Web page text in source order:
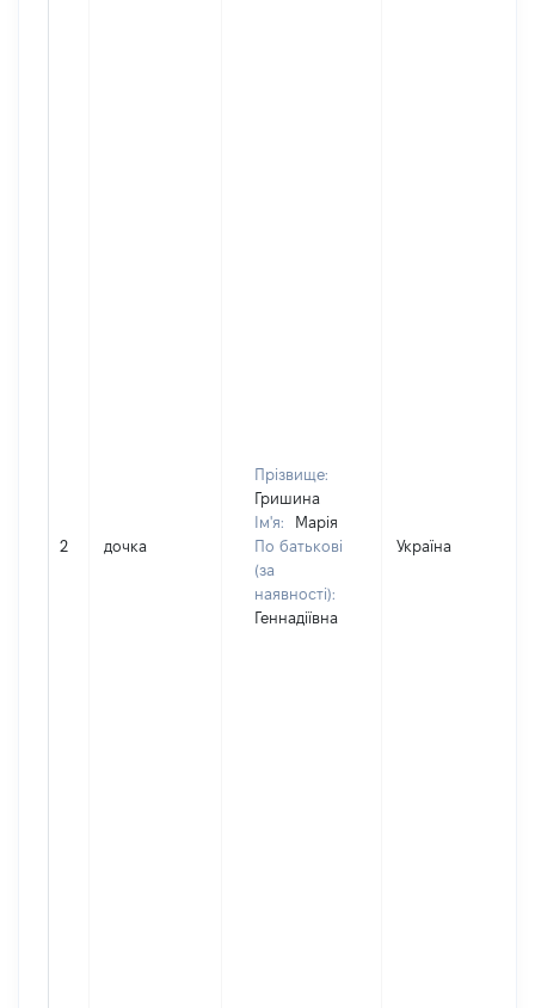
2 дочка
Прізвище:
Гришина
Ім'я:
Марія
По батькові
(за
наявності):
Геннадіївна
Україна